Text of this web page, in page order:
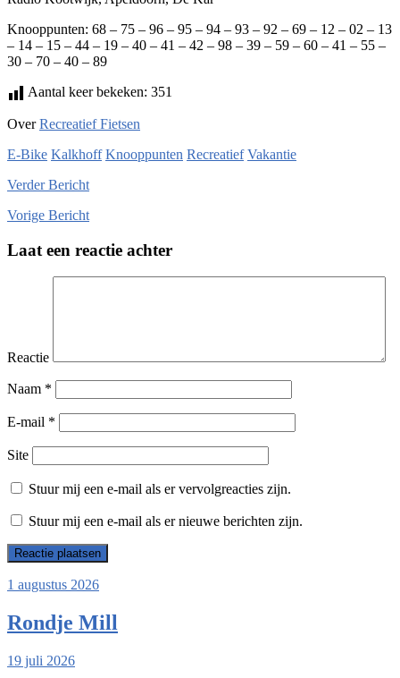
Knooppunten: 68 – 75 – 96 – 95 – 94 – 93 – 92 – 69 – 12 – 02 – 13
– 14 – 15 – 44 – 19 – 40 – 41 – 42 – 98 – 39 – 59 – 60 – 41 – 55 –
30 – 70 – 40 – 89
Aantal keer bekeken: 351
OverRecreatief Fietsen
E-Bike Kalkhoff Knooppunten Recreatief Vakantie
VerderBericht
Vorige Bericht
Laat een reactie achter
Reactie
Naam *
E-mail *
Site
Stuur mij een e-mail als er vervolgreacties zijn.
Stuur mij een e-mail als er nieuwe berichten zijn.
1 augustus 2026
Rondje Mill
19 juli 2026